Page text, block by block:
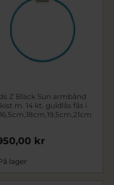
Z Black Sun armbånd
m. 14 kt. guldlås fås i
kr
lager